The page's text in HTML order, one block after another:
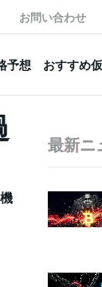
お問い合わせ
予想 おすすめ
最新ニ